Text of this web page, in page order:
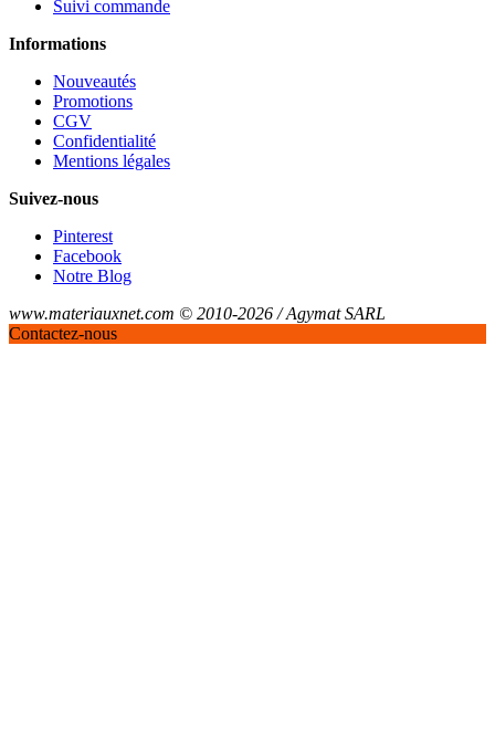
Suivi commande
Informations
Nouveautés
Promotions
CGV
Confidentialité
Mentions légales
Suivez-nous
Pinterest
Facebook
Notre Blog
www.materiauxnet.com © 2010-2026 / Agymat SARL
Contactez-nous